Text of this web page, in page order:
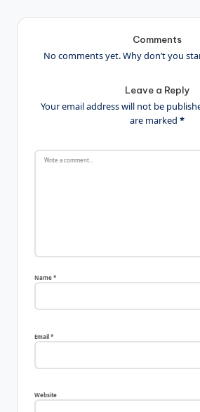
Comments
No comments yet. Why don’t you
Leave a Reply
Your email address will not be
are marked *
Name*
Email*
Website